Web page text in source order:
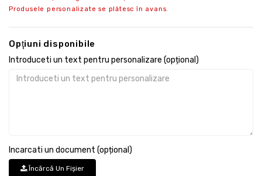
Produsele personalizate se plătesc în avans.
Opţiuni disponibile
Introduceti un text pentru personalizare (opțional)
Incarcati un document (opțional)
Încărcă Un Fişier